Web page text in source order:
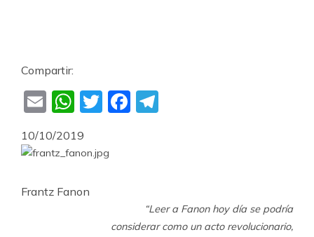
Compartir:
EmailWhatsApp
TwitterFacebook
10/10/2019
Frantz Fanon
“Leer a Fanon hoy día se podría
considerar como un acto revolucionario,